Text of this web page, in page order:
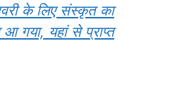
के लिए संस्कृत का
गया, यहां से प्राप्त